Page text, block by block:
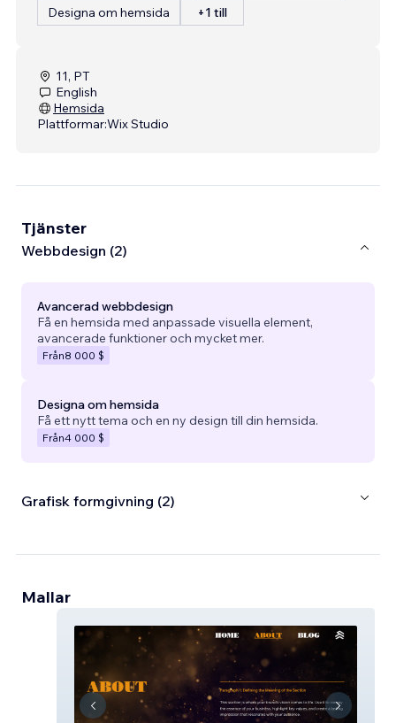
Designa om hemsida
+1 till
11, PT
English
Hemsida
Plattformar:Wix Studio
Tjänster
Webbdesign (2)
Avancerad webbdesign
Få en hemsida med anpassade visuella element,
avancerade funktioner och mycket mer.
Från8 000 $
Designa om hemsida
Få ett nytt tema och en ny design till din hemsida.
Från4 000 $
Grafisk formgivning (2)
Mallar